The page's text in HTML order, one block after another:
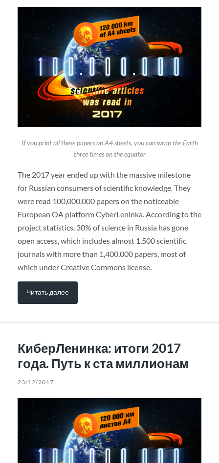
If you print all these papers on A4 sheets, you can wrap the Earth
three times on the equator
The 2017 year ended up with the massive milestone
for Russian consumers of scientific knowledge. They
were read 100,000,000 papers on the noticeable
European OA platform CyberLeninka. According to the
project statistics, 30% of science in Russia has gone
open access, which includes almost 1,500 scientific
journals with more than 1,400,000 papers, most of
which under Creative Commons license.
Читать далее
КиберЛенинка: итоги 2017
года. Путь к ста миллионам
23/12/2017